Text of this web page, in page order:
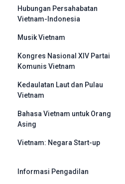
Hubungan Persahabatan
Vietnam-Indonesia
Musik Vietnam
Kongres Nasional XIV Partai
Komunis Vietnam
Kedaulatan Laut dan Pulau
Vietnam
Bahasa Vietnam untuk Orang
Asing
Vietnam: Negara Start-up
Informasi Pengadilan